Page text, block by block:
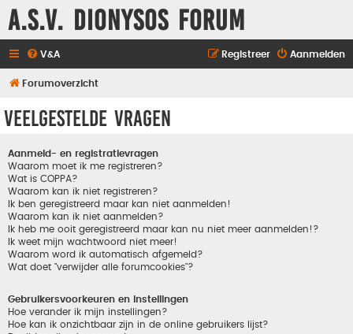
A.S.V. Dionysos Forum
V&A Aanmelden
Registreer
Forumoverzicht
Veelgestelde vragen
Aanmeld- en registratievragen
Waarom moet ik me registreren?
Wat is COPPA?
Waarom kan ik niet registreren?
Ik ben geregistreerd maar kan niet aanmelden!
Waarom kan ik niet aanmelden?
Ik heb me ooit geregistreerd maar kan nu niet meer aanmelden!?
Ik weet mijn wachtwoord niet meer!
Waarom word ik automatisch afgemeld?
Wat doet "verwijder alle forumcookies"?
Gebruikersvoorkeuren en instellingen
Hoe verander ik mijn instellingen?
Hoe kan ik onzichtbaar zijn in de online gebruikers lijst?